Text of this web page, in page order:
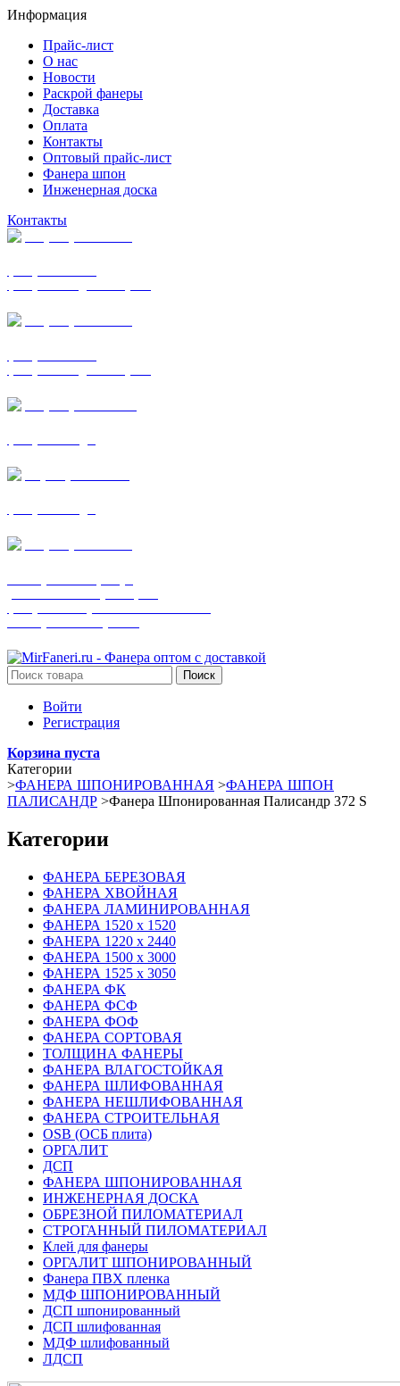
Информация
Прайс-лист
О нас
Новости
Раскрой фанеры
Доставка
Оплата
Контакты
Оптовый прайс-лист
Фанера шпон
Инженерная доска
Контакты
Поиск
Войти
Регистрация
Корзина пуста
Категории
>ФАНЕРА ШПОНИРОВАННАЯ >ФАНЕРА ШПОН
ПАЛИСАНДР >Фанера Шпонированная Палисандр 372 S
Категории
ФАНЕРА БЕРЕЗОВАЯ
ФАНЕРА ХВОЙНАЯ
ФАНЕРА ЛАМИНИРОВАННАЯ
ФАНЕРА 1520 х 1520
ФАНЕРА 1220 х 2440
ФАНЕРА 1500 х 3000
ФАНЕРА 1525 х 3050
ФАНЕРА ФК
ФАНЕРА ФСФ
ФАНЕРА ФОФ
ФАНЕРА СОРТОВАЯ
ТОЛЩИНА ФАНЕРЫ
ФАНЕРА ВЛАГОСТОЙКАЯ
ФАНЕРА ШЛИФОВАННАЯ
ФАНЕРА НЕШЛИФОВАННАЯ
ФАНЕРА СТРОИТЕЛЬНАЯ
OSB (ОСБ плита)
ОРГАЛИТ
ДСП
ФАНЕРА ШПОНИРОВАННАЯ
ИНЖЕНЕРНАЯ ДОСКА
ОБРЕЗНОЙ ПИЛОМАТЕРИАЛ
СТРОГАННЫЙ ПИЛОМАТЕРИАЛ
Клей для фанеры
ОРГАЛИТ ШПОНИРОВАННЫЙ
Фанера ПВХ пленка
МДФ ШПОНИРОВАННЫЙ
ДСП шпонированный
ДСП шлифованная
МДФ шлифованный
ЛДСП